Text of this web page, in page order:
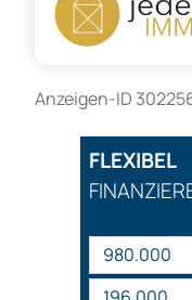
Anzeigen-ID
FLEXIBEL